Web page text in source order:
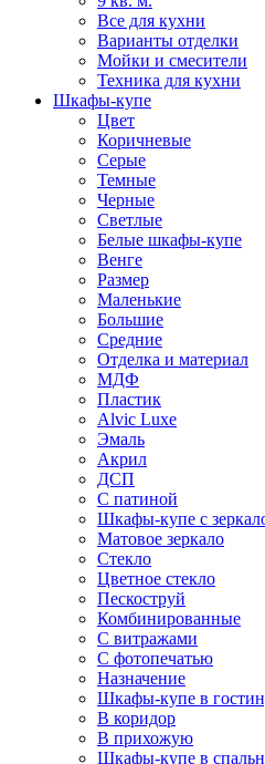
Все для кухни
Варианты отделки
Мойки и смесители
Техника для кухни
Шкафы-купе
Цвет
Коричневые
Серые
Темные
Черные
Светлые
Белые шкафы-купе
Венге
Размер
Маленькие
Большие
Средние
Отделка и материал
МДФ
Пластик
Alvic Luxe
Эмаль
Акрил
ДСП
С патиной
Шкафы-купе с
Матовое зеркало
Стекло
Цветное стекло
Пескоструй
Комбинированные
С витражами
С фотопечатью
Назначение
Шкафы-купе в
В коридор
В прихожую
Шкафы-купе в